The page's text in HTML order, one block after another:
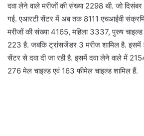
दवा लेने वाले मरीजों की संख्या 2298 थी. जो
गई. एआरटी सेंटर में अब तक 8111 एचआईवी
मरीजों की संख्या 4165, महिला 3337, पुरुष
223 है. जबकि ट्रांसजेंडर 3 मरीज शामिल है. इसमें
सेंटर से दवा दी जा रही है. इसमें दवा लेने वाले में
276 मेल चाइल्ड एवं 163 फीमेल चाइल्ड शामिल हैं.